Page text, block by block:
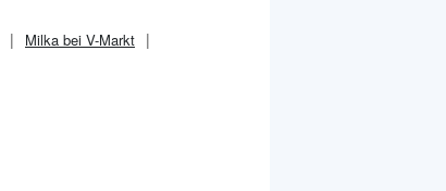
Milka bei V-Markt